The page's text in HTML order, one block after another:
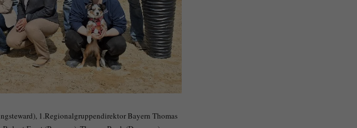
1.Regionalgruppendirektor Bayern Thomas